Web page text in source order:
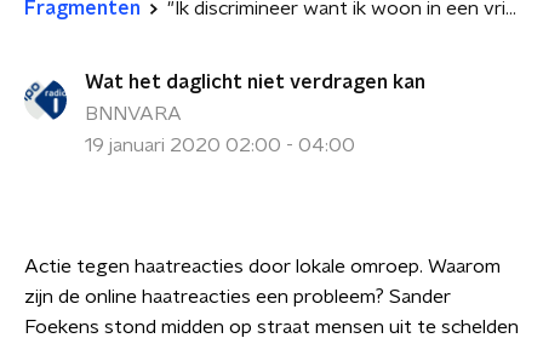
Fragmenten "Ik discrimineer want ik woon in een vrij land" Toe Eem!
Wat het daglicht niet verdragen kan
BNNVARA
19 januari 2020 02:00 - 04:00
Actie tegen haatreacties door lokale omroep. Waarom
zijn de online haatreacties een probleem? Sander
Foekens stond midden op straat mensen uit te schelden